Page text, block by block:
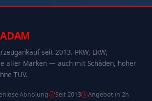
ADAM
seit 2013. PKW, LKW,
aller Marken — auch mit Schäden, hoher
TÜV.
Abholung Seit 2013 Angebot in 2h